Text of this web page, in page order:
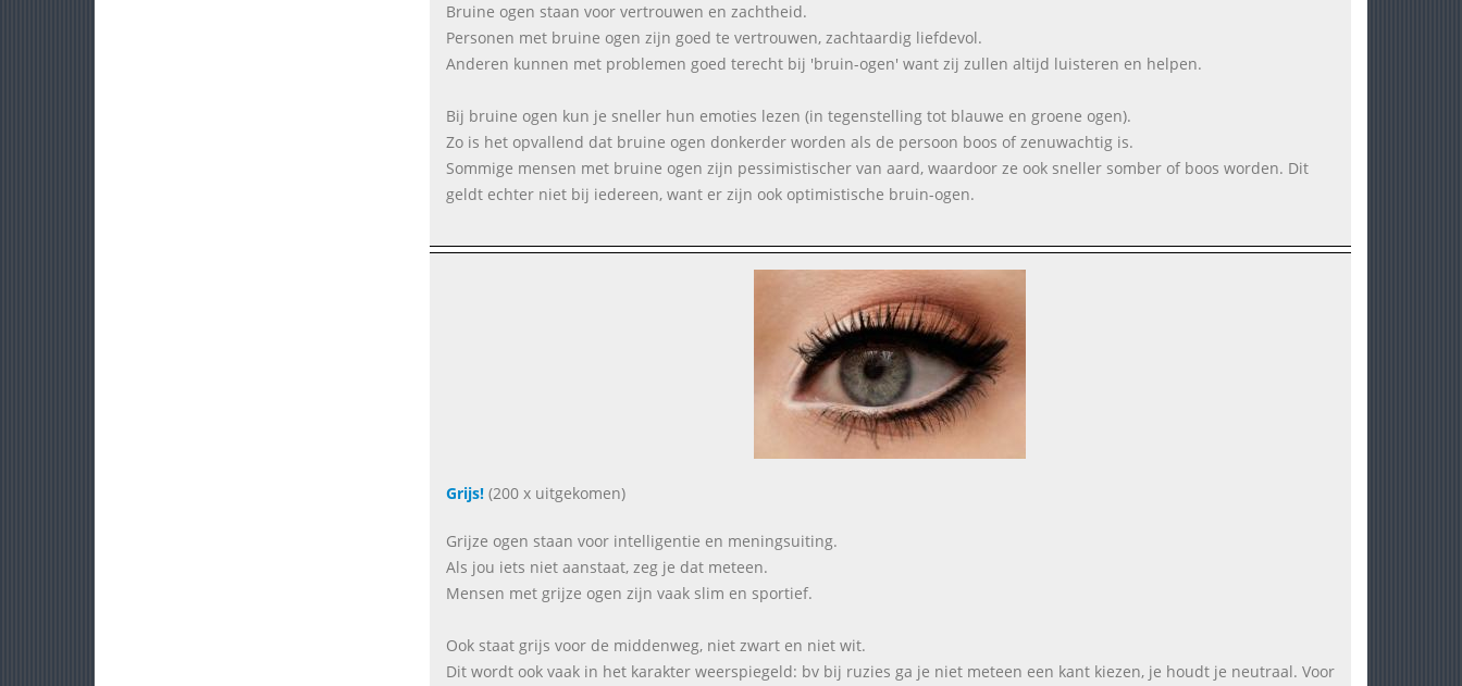
Bruine ogen staan voor vertrouwen en zachtheid.
Personen met bruine ogen zijn goed te vertrouwen, zachtaardig liefdevol.
Anderen kunnen met problemen goed terecht bij 'bruin-ogen' want zij zullen altijd luisteren en helpen.
Bij bruine ogen kun je sneller hun emoties lezen (in tegenstelling tot blauwe en groene ogen).
Zo is het opvallend dat bruine ogen donkerder worden als de persoon boos of zenuwachtig is.
Sommige mensen met bruine ogen zijn pessimistischer van aard, waardoor ze ook sneller somber of boos worden. Dit
geldt echter niet bij iedereen, want er zijn ook optimistische bruin-ogen.
Grijs!(200 x uitgekomen)
Grijze ogen staan voor intelligentie en meningsuiting.
Als jou iets niet aanstaat, zeg je dat meteen.
Mensen met grijze ogen zijn vaak slim en sportief.
Ook staat grijs voor de middenweg, niet zwart en niet wit.
Dit wordt ook vaak in het karakter weerspiegeld: bv bij ruzies ga je niet meteen een kant kiezen, je houdt je neutraal. Voor